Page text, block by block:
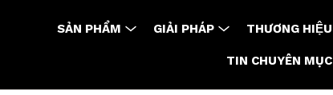
SẢN PHẨM GIẢI PHÁP THƯƠNG HIỆU
TIN CHUYÊN MỤC